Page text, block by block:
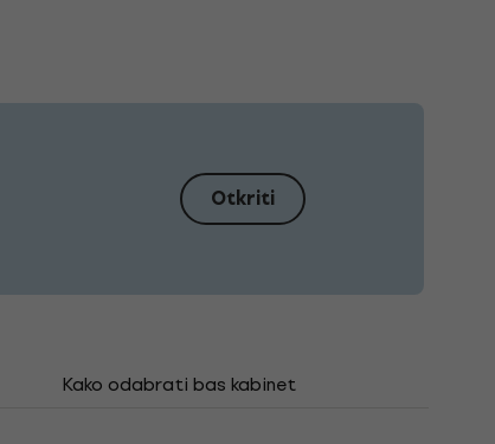
Otkriti
Kako odabrati bas kabinet